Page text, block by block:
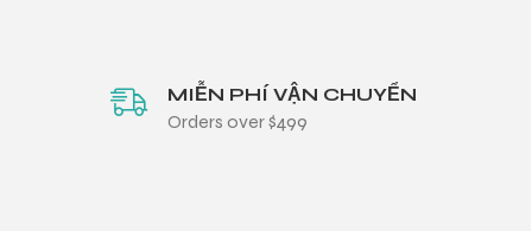
MIỄN PHÍ VẬN CHUYỂN
Orders over $499